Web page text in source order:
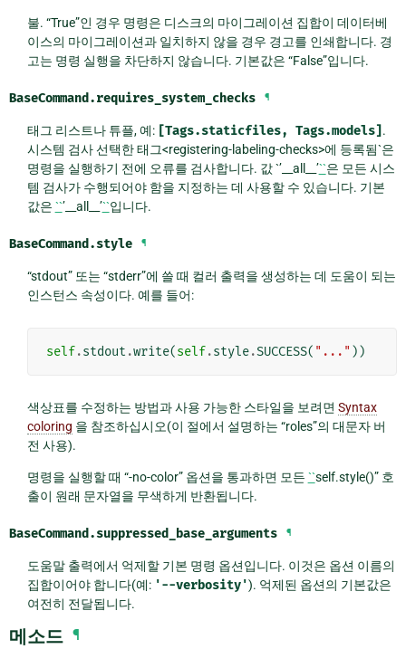
불. “True”인 경우 명령은 디스크의 마이그레이션 집합이 데이터베
이스의 마이그레이션과 일치하지 않을 경우 경고를 인쇄합니다. 경
고는 명령 실행을 차단하지 않습니다. 기본값은 “False”입니다.
BaseCommand.requires_system_checks ¶
태그 리스트나 튜플, 예: [Tags.staticfiles, Tags.models] .
시스템 검사선택한 태그<registering-labeling-checks>에 등록됨`은
명령을 실행하기 전에 오류를 검사합니다. 값 `’__all__’``은 모든 시스
템 검사가 수행되어야 함을 지정하는 데 사용할 수 있습니다. 기본
값은 ``’__all__’``입니다.
BaseCommand.style ¶
“stdout” 또는 “stderr”에 쓸 때 컬러 출력을 생성하는 데 도움이 되는
인스턴스 속성이다. 예를 들어:
self.stdout .write(self.style.SUCCESS( "..." ))
색상표를 수정하는 방법과 사용 가능한 스타일을 보려면 Syntax
coloring 을 참조하십시오(이 절에서 설명하는 “roles”의 대문자 버
전 사용).
명령을 실행할 때 “-no-color” 옵션을 통과하면 모든 ``self.style()” 호
출이 원래 문자열을 무색하게 반환됩니다.
BaseCommand.suppressed_base_arguments ¶
도움말 출력에서 억제할 기본 명령 옵션입니다. 이것은 옵션 이름의
집합이어야 합니다(예: '--verbosity'). 억제된 옵션의 기본값은
여전히 전달됩니다.
메소드 ¶